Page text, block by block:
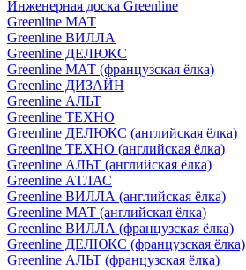
Инженерная доска Greenline
Greenline МАТ
Greenline ВИЛЛА
Greenline ДЕЛЮКС
Greenline МАТ (французская ёлка)
Greenline ДИЗАЙН
Greenline АЛЬТ
Greenline ТЕХНО
Greenline ДЕЛЮКС (английская ёлка)
Greenline ТЕХНО (английская ёлка)
Greenline АЛЬТ (английская ёлка)
Greenline АТЛАС
Greenline ВИЛЛА (английская ёлка)
Greenline МАТ (английская ёлка)
Greenline ВИЛЛА (французская ёлка)
Greenline ДЕЛЮКС (французская ёлка)
Greenline АЛЬТ (французская ёлка)